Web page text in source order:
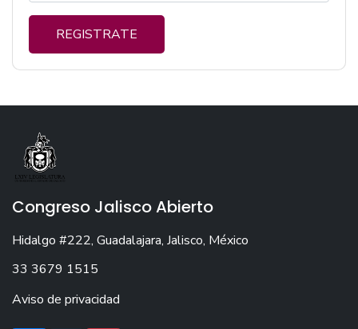
REGISTRATE
Congreso Jalisco Abierto
Hidalgo #222, Guadalajara, Jalisco, México
33 3679 1515
Aviso de privacidad